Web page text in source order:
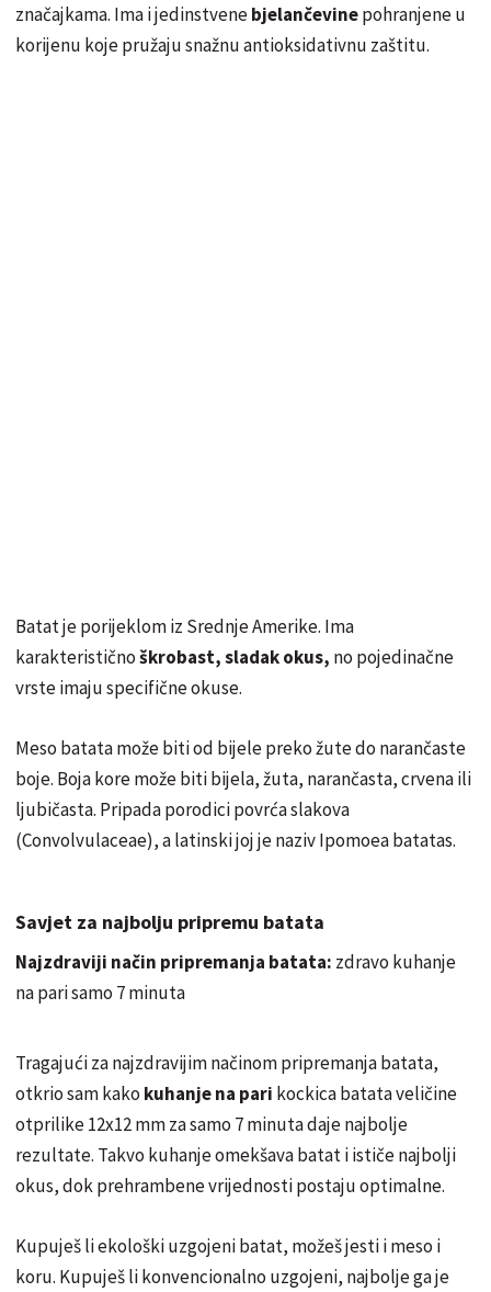
značajkama. Ima i jedinstvenebjelančevinepohranjene u
korijenu koje pružaju snažnu antioksidativnu zaštitu.
Batat je porijeklom iz Srednje Amerike. Ima
karakterističnoškrobast, sladak okus, no pojedinačne
vrste imaju specifične okuse.
Meso batata može biti od bijele preko žute do narančaste
boje. Boja kore može biti bijela, žuta, narančasta, crvena ili
ljubičasta. Pripada porodici povrća slakova
(Convolvulaceae), a latinski joj je naziv Ipomoea batatas.
Savjet za najbolju pripremu batata
Najzdraviji način pripremanja batata: zdravo kuhanje
na pari samo 7 minuta
Tragajući za najzdravijim načinom pripremanja batata,
otkrio sam kako kuhanje na pari kockica batata veličine
otprilike 12x12 mm za samo 7 minuta daje najbolje
rezultate. Takvo kuhanje omekšava batat i ističe najbolji
okus, dok prehrambene vrijednosti postaju optimalne.
Kupuješ li ekološki uzgojeni batat, možeš jesti i meso i
koru. Kupuješ li konvencionalno uzgojeni, najbolje ga je